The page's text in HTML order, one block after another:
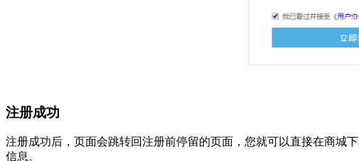
注册成功
注册成功后，页面会跳转回注册前停留的页面，您就可以直接在商城
信息。